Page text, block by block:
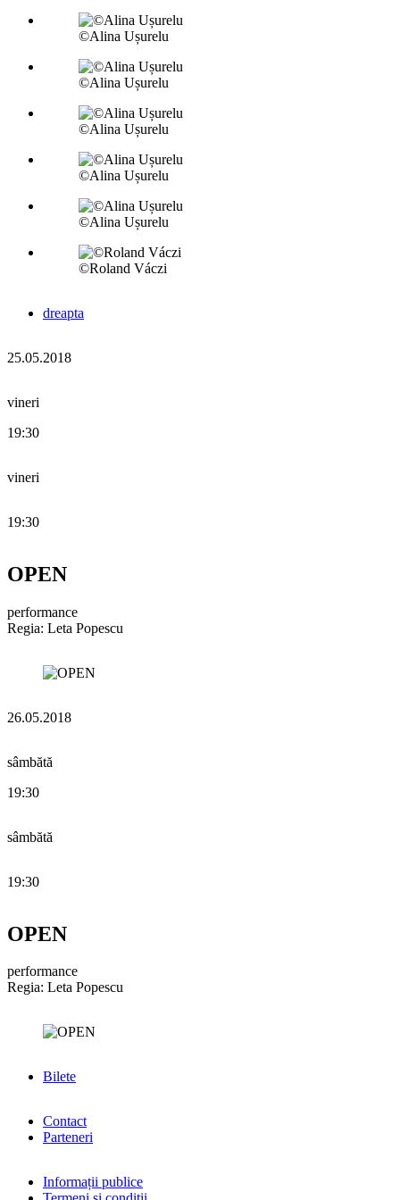
©Alina Ușurelu
©Alina Ușurelu
©Alina Ușurelu
©Alina Ușurelu
©Alina Ușurelu
©Roland Váczi
dreapta
25.05.2018
vineri
19:30
vineri
19:30
OPEN
performance
Regia: Leta Popescu
26.05.2018
sâmbătă
19:30
sâmbătă
19:30
OPEN
performance
Regia: Leta Popescu
Bilete
Contact
Parteneri
Informații publice